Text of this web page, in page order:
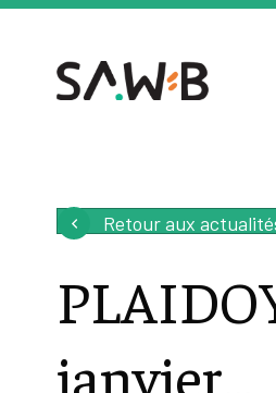
Retour aux
janvier…